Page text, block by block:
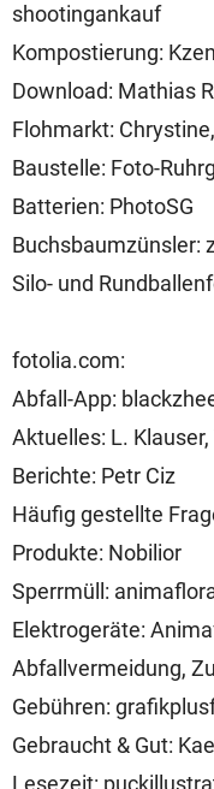
shootingankauf
Kompostierung:
Download: Mathias
Flohmarkt:
Baustelle: Foto-
Batterien: PhotoSG
Buchsbaumzünsler:
Silo- und
fotolia.com:
Abfall-App:
Aktuelles: L.
Berichte: Petr Ciz
Häufig gestellte
Produkte: Nobilior
Sperrmüll:
Elektrogeräte:
Abfallvermeidung,
Gebühren:
Gebraucht & Gut: